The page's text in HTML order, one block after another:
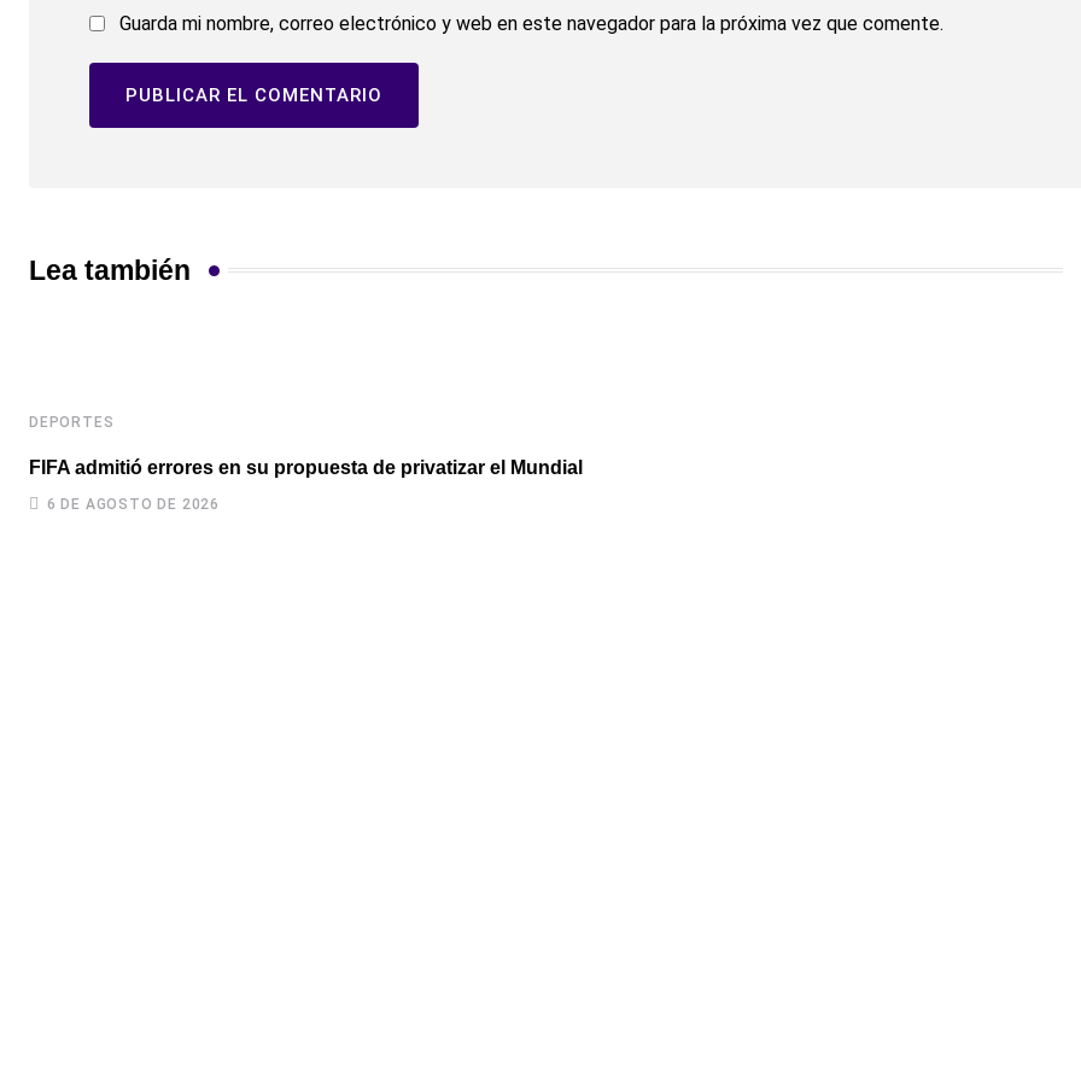
Guarda mi nombre, correo electrónico y web en este navegador para la próxima vez que comente.
Lea también
DEPORTES
FIFA admitió errores en su propuesta de privatizar el Mundial
6 DE AGOSTO DE 2026